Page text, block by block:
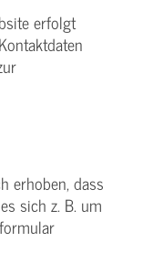
erfolgt
erhoben, dass
sich z. B. um